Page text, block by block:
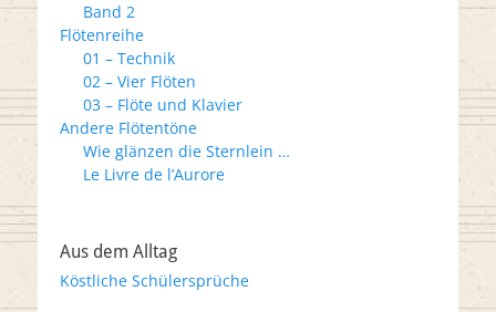
Band 2
Flötenreihe
01 – Technik
02 – Vier Flöten
03 – Flöte und Klavier
Andere Flötentöne
Wie glänzen die Sternlein …
Le Livre de l’Aurore
Aus dem Alltag
Köstliche Schülersprüche